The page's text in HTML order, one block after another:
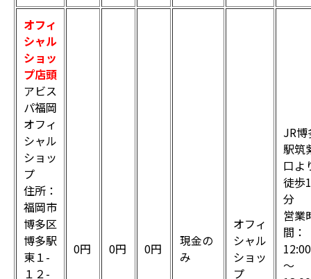
オフィ
シャル
ショッ
プ店頭
アビス
パ福岡
オフィ
シャル
ショッ
プ
住所：
福岡市
博多区
博多駅
東１-
１２-
0円 0円 0円
現金の
み
オフィ
シャル
ショッ
プ
JR博
駅筑
口よ
徒歩1
分
営業
間：
12:00
～